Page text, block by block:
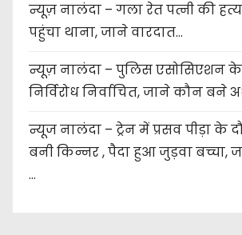
न्यूज़ नालंदा – गला रेत पत्नी की
पहुंचा थाना, जाने वारदात…
न्यूज़ नालंदा – पुलिस एसोसिएशन के
निर्विरोध निर्वाचित, जाने कौन बने
न्यूज नालंदा – ट्रेन में प्रसव पीड़ा के
बनी किन्नर , पैदा हुआ जुड़वा बच्चा,
…